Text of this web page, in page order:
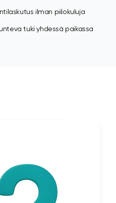
ilman piilokuluja
tuki yhdessä paikassa